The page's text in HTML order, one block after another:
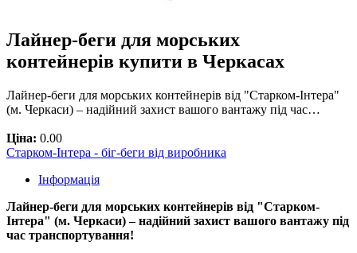
Лайнер-беги для морських
контейнерів купити в Черкасах
Лайнер-беги для морських контейнерів від "Старком-Інтера"
(м. Черкаси) – надійний захист вашого вантажу під час…
Ціна: 0.00
Старком-Інтера - біг-беги від виробника
Інформація
Лайнер-беги для морських контейнерів від "Старком-
Інтера" (м. Черкаси) – надійний захист вашого вантажу під
час транспортування!